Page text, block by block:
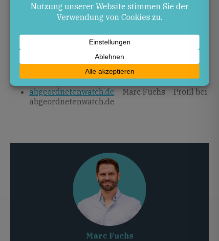
– Marc Fuchs: Startseite
– Marc Fuchs startet
Landtagswahlkampf mit Fokus auf Sicherheit …
– Marc Fuchs startet seinen
abgeordnetenwatch.de– Marc Fuchs – Profil bei
abgeordnetenwatch.de
Marc Fuchs